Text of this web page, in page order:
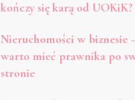
kończy się karą od UOKiK?
Nieruchomości w biznesie
warto mieć prawnika po
stronie